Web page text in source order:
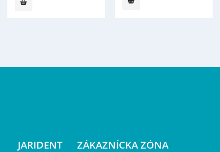
JARIDENT ZÁKAZNÍCKA ZÓNA